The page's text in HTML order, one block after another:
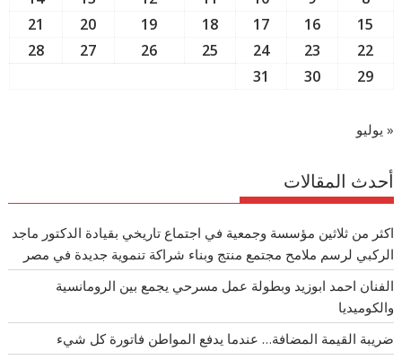
15
16
17
18
19
20
21
22
23
24
25
26
27
28
29
30
31
« يوليو
أحدث المقالات
اكثر من ثلاثين مؤسسة وجمعية في اجتماع تاريخي بقيادة الدكتور ماجد
الركبي لرسم ملامح مجتمع منتج وبناء شراكة تنموية جديدة في مصر
الفنان احمد ابوزيد وبطولة عمل مسرحي يجمع بين الرومانسية
والكوميديا
ضريبة القيمة المضافة… عندما يدفع المواطن فاتورة كل شيء